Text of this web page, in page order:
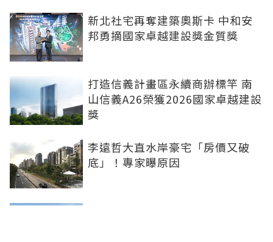
新北社宅再奪建築奧斯卡 中和安
邦勇摘國家卓越建設獎金質獎
打造信義計畫區永續商辦標竿 南
山信義A26榮獲2026國家卓越建設
獎
李遠哲大直水岸豪宅「房價又破
底」！專家曝原因